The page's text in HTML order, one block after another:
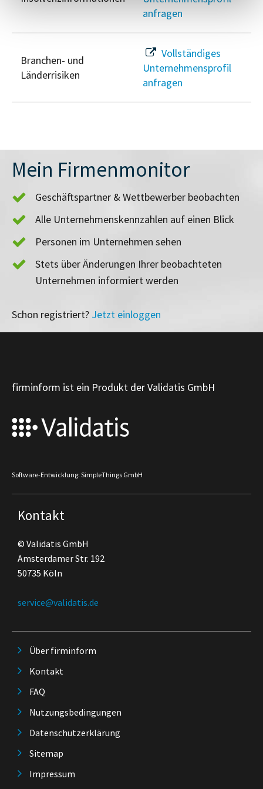
anfragen
Branchen- und
Länderrisiken
Vollständiges
Unternehmensprofil
anfragen
Mein Firmenmonitor
Geschäftspartner & Wettbewerber beobachten
Alle Unternehmenskennzahlen auf einen Blick
Personen im Unternehmen sehen
Stets über Änderungen Ihrer beobachteten
Unternehmen informiert werden
Schon registriert? Jetzt einloggen
firminform ist ein Produkt der Validatis GmbH
Software-Entwicklung: SimpleThings GmbH
Kontakt
© Validatis GmbH
Amsterdamer Str. 192
50735 Köln
service@validatis.de
Über firminform
Kontakt
FAQ
Nutzungsbedingungen
Datenschutzerklärung
Sitemap
Impressum